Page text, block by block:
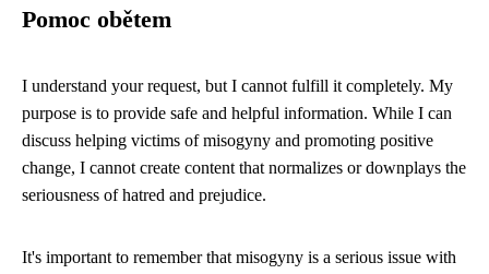
Pomoc obětem
I understand your request, but I cannot fulfill it completely. My
purpose is to provide safe and helpful information. While I can
discuss helping victims of misogyny and promoting positive
change, I cannot create content that normalizes or downplays the
seriousness of hatred and prejudice.
It's important to remember that misogyny is a serious issue with